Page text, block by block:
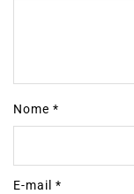
Nome *
E-mail *